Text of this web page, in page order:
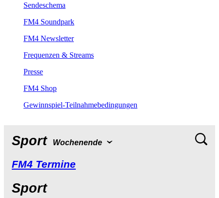
Sendeschema
FM4Soundpark
FM4Newsletter
Frequenzen&Streams
Presse
FM4Shop
Gewinnspiel-Teilnahmebedingungen
Sport Wochenende
FM4Termine
Sport